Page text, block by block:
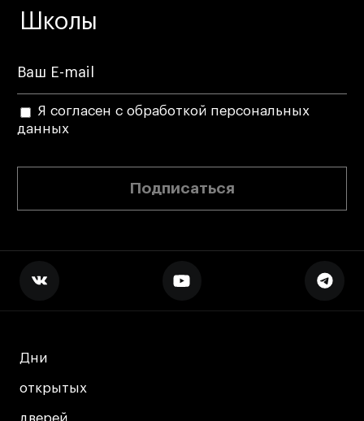
Школы
Я согласен с обработкой персональных
данных
Подписаться
Дни
открытых
дверей
Дни
открытых
дверей